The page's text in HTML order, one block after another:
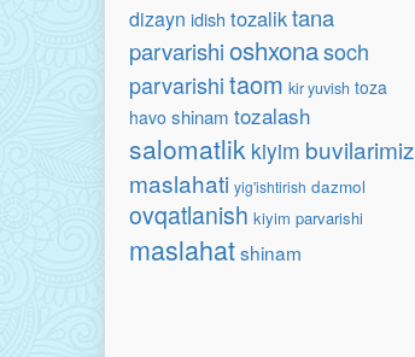
dizayn idish tozaliktana
parvarishioshxonasoch
parvarishitaom kir yuvish toza
havo shinam tozalash
salomatlik kiyim buvilarimiz
maslahati yig'ishtirish dazmol
ovqatlanish kiyim parvarishi
maslahatshinam